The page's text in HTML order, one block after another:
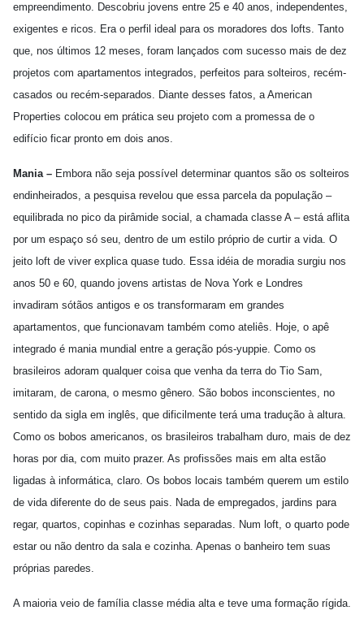
empreendimento. Descobriu jovens entre 25 e 40 anos, independentes,
exigentes e ricos. Era o perfil ideal para os moradores dos lofts. Tanto
que, nos últimos 12 meses, foram lançados com sucesso mais de dez
projetos com apartamentos integrados, perfeitos para solteiros, recém-
casados ou recém-separados. Diante desses fatos, a American
Properties colocou em prática seu projeto com a promessa de o
edifício ficar pronto em dois anos.
Mania – Embora não seja possível determinar quantos são os solteiros
endinheirados, a pesquisa revelou que essa parcela da população –
equilibrada no pico da pirâmide social, a chamada classe A – está aflita
por um espaço só seu, dentro de um estilo próprio de curtir a vida. O
jeito loft de viver explica quase tudo. Essa idéia de moradia surgiu nos
anos 50 e 60, quando jovens artistas de Nova York e Londres
invadiram sótãos antigos e os transformaram em grandes
apartamentos, que funcionavam também como ateliês. Hoje, o apê
integrado é mania mundial entre a geração pós-yuppie. Como os
brasileiros adoram qualquer coisa que venha da terra do Tio Sam,
imitaram, de carona, o mesmo gênero. São bobos inconscientes, no
sentido da sigla em inglês, que dificilmente terá uma tradução à altura.
Como os bobos americanos, os brasileiros trabalham duro, mais de dez
horas por dia, com muito prazer. As profissões mais em alta estão
ligadas à informática, claro. Os bobos locais também querem um estilo
de vida diferente do de seus pais. Nada de empregados, jardins para
regar, quartos, copinhas e cozinhas separadas. Num loft, o quarto pode
estar ou não dentro da sala e cozinha. Apenas o banheiro tem suas
próprias paredes.
A maioria veio de família classe média alta e teve uma formação rígida.